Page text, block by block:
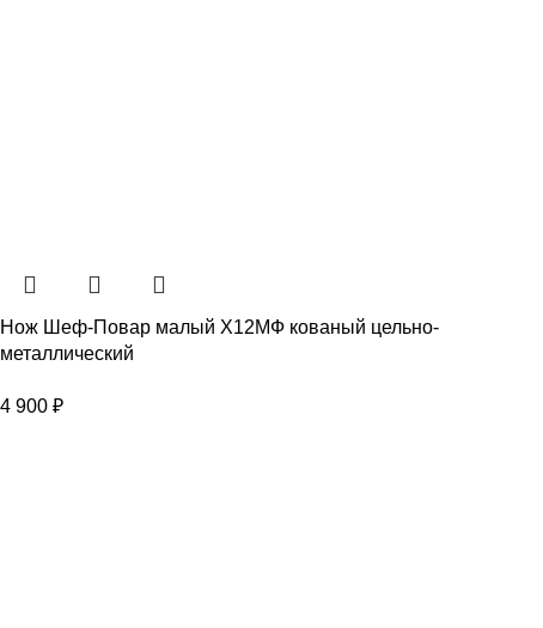
Нож Шеф-Повар малый Х12МФ кованый цельно-
металлический
4 900 ₽